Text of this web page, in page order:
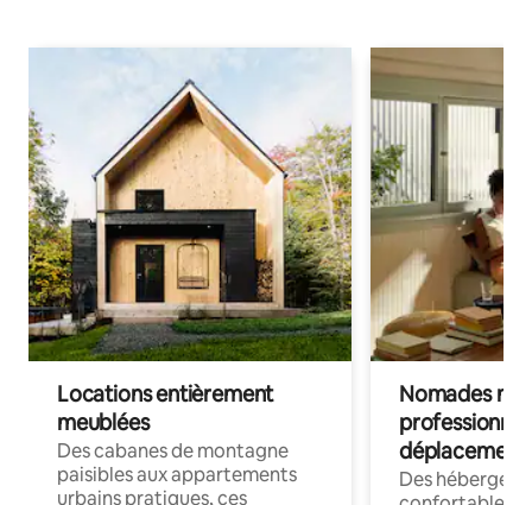
Locations entièrement
meublées
Des cabanes de montagne
paisibles aux appartements
urbains pratiques, ces
Nomades
déplacement
Des